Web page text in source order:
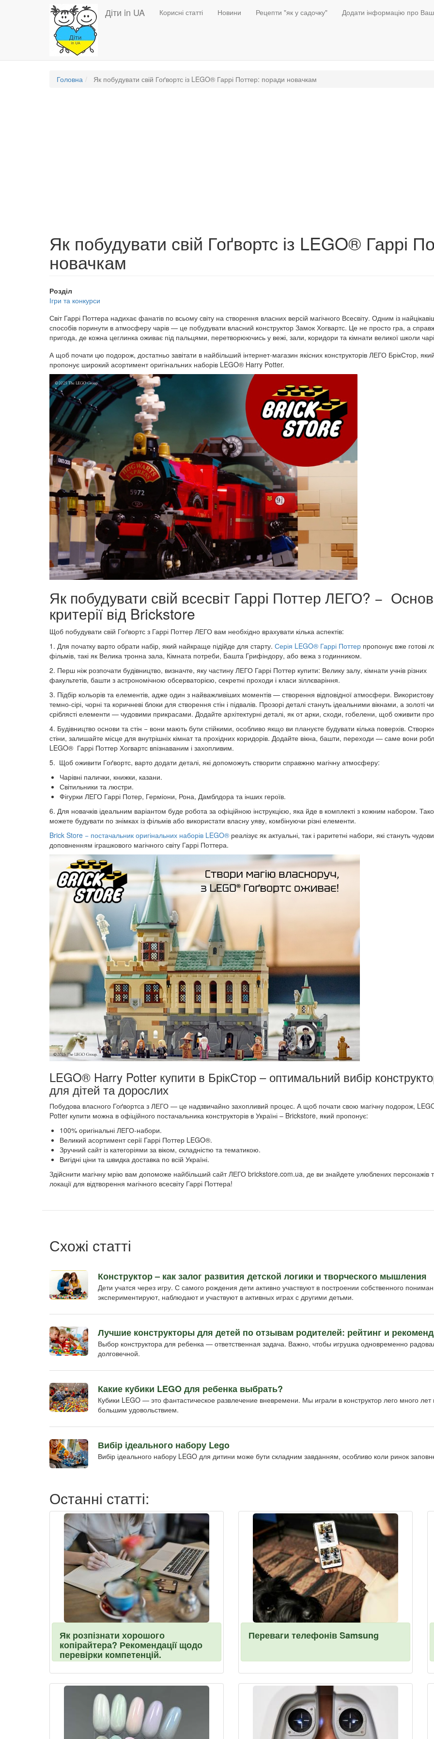
Діти in UA
Основная
навигация
Корисні статті Новини Рецепти "як у садочку" Додати інформацію про
Головна Як побудувати свій Гоґвортс із LEGO® Гаррі Поттер: поради новачкам
Як побудувати свій Гоґвортс із LEGO® Гаррі
новачкам
Розділ
Ігри та конкурси
Світ Гаррі Поттера надихає фанатів по всьому світу на створення власних версій магічного Всесвіту. Одним із
способів поринути в атмосферу чарів — це побудувати власний конструктор Замок Хогвартс. Це не просто гра, а
пригода, де кожна цеглинка оживає під пальцями, перетворюючись у вежі, зали, коридори та кімнати великої школи
А щоб почати цю подорож, достатньо завітати в найбільший інтернет-магазин якісних конструкторів ЛЕГО БрікСтор,
пропонує широкий асортимент оригінальних наборів LEGO® Harry Potter.
Як побудувати свій всесвіт Гаррі Поттер ЛЕГО? −
критерії від Brickstore
Щоб побудувати свій Гоґвортс з Гаррі Поттер ЛЕГО вам необхідно врахувати кілька аспектів:
1. Для початку варто обрати набір, який найкраще підійде для старту. Серія LEGO® Гаррі Поттер пропонує вже готові
фільмів, такі як Велика тронна зала, Кімната потреби, Башта Грифіндору, або вежа з годинником.
2. Перш ніж розпочати будівництво, визначте, яку частину ЛЕГО Гаррі Поттер купити: Велику залу, кімнати учнів різних
факультетів, башти з астрономічною обсерваторією, секретні проходи і класи зіллєваріння.
3. Підбір кольорів та елементів, адже один з найважливіших моментів — створення відповідної атмосфери.
темно-сірі, чорні та коричневі блоки для створення стін і підвалів. Прозорі деталі стануть ідеальними вікнами, а золоті чи
сріблясті елементи — чудовими прикрасами. Додайте архітектурні деталі, як от арки, сходи, гобелени, щоб оживити
4. Будівництво основи та стін − вони мають бути стійкими, особливо якщо ви плануєте будувати кілька поверхів.
стіни, залишайте місце для внутрішніх кімнат та прохідних коридорів. Додайте вікна, башти, переходи — саме вони
LEGO® Гаррі Поттер Хогвартс впізнаваним і захопливим.
5. Щоб оживити Гоґвортс, варто додати деталі, які допоможуть створити справжню магічну атмосферу:
Чарівні палички, книжки, казани.
Світильники та люстри.
Фігурки ЛЕГО Гаррі Потер, Герміони, Рона, Дамблдора та інших героїв.
6. Для новачків ідеальним варіантом буде робота за офіційною інструкцією, яка йде в комплекті з кожним набором.
можете будувати по знімках із фільмів або використати власну уяву, комбінуючи різні елементи.
Brick Store − постачальник оригінальних наборів LEGO® реалізує як актуальні, так і раритетні набори, які стануть
доповненням іграшкового магічного світу Гаррі Поттера.
LEGO® Harry Potter купити в БрікСтор – оптимальний вибір
для дітей та дорослих
Побудова власного Гоґвортса з ЛЕГО — це надзвичайно захопливий процес. А щоб почати свою магічну подорож,
Potter купити можна в офіційного постачальника конструкторів в Україні – Brickstore, який пропонує:
100% оригінальні ЛЕГО-набори.
Великий асортимент серії Гаррі Поттер LEGO®.
Зручний сайт із категоріями за віком, складністю та тематикою.
Вигідні ціни та швидка доставка по всій Україні.
Здійснити магічну мрію вам допоможе найбільший сайт ЛЕГО brickstore.com.ua, де ви знайдете улюблених персонажів
локації для відтворення магічного всесвіту Гаррі Поттера!
Схожі статті
Конструктор – как залог развития детской логики и творческого мышления
Дети учатся через игру. С самого рождения дети активно участвуют в построении собственного
экспериментируют, наблюдают и участвуют в активных играх с другими детьми.
Лучшие конструкторы для детей по отзывам родителей: рейтинг и
Выбор конструктора для ребенка — ответственная задача. Важно, чтобы игрушка одновременно
долговечной.
Какие кубики LEGO для ребенка выбрать?
Кубики LEGO — это фантастическое развлечение вневремени. Мы играли в конструктор лего много
большим удовольствием.
Вибір ідеального набору Lego
Вибір ідеального набору LEGO для дитини може бути складним завданням, особливо коли ринок
Останні статті:
Як розпізнати хорошого
копірайтера? Рекомендації щодо
перевірки компетенцій.
Переваги телефонів Samsung